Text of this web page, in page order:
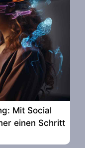
Mit Social
einen Schritt